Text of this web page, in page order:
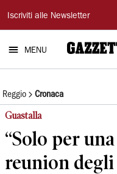
Gazzetta
di
Reggio
Iscriviti alle Newsletter
MENU
Reggio Cronaca
Guastalla
“Solo per
reunion